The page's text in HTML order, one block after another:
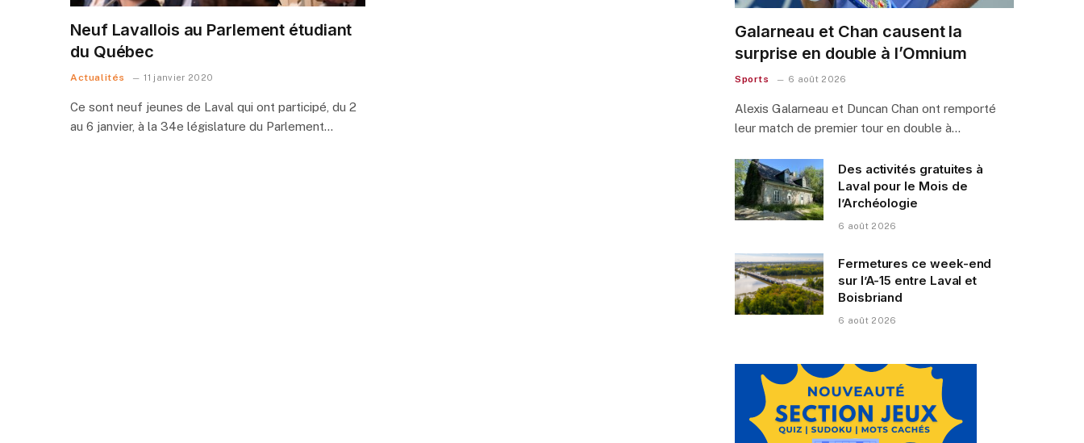
Neuf Lavallois au Parlement étudiant
du Québec
Actualités 11 janvier 2020
Ce sont neuf jeunes de Laval qui ont participé, du 2
au 6 janvier, à la 34e législature du Parlement…
Galarneau et Chan causent la
surprise en double à l’Omnium
Sports 6 août 2026
Alexis Galarneau et Duncan Chan ont remporté
leur match de premier tour en double à…
Des activités gratuites à
Laval pour le Mois de
l’Archéologie
6 août 2026
Fermetures ce week-end
sur l’A-15 entre Laval et
Boisbriand
6 août 2026